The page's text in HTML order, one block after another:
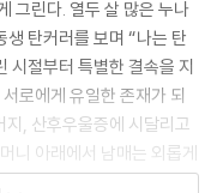
는 사랑은 없고. 영화나 연
다 훨씬 강렬하고 철저해.
생 제물이기 때문이야. 사실
그런 이야기를 보면서 자
그린다. 열두 살 많은 누나
탄커러를 보며 “나는 탄
시절부터 특별한 결속을 지
로에게 유일한 존재가 되
지, 산후우울증에 시달리고
니 아래에서 남매는 외롭게
저 카페로 변해 버리자, 남